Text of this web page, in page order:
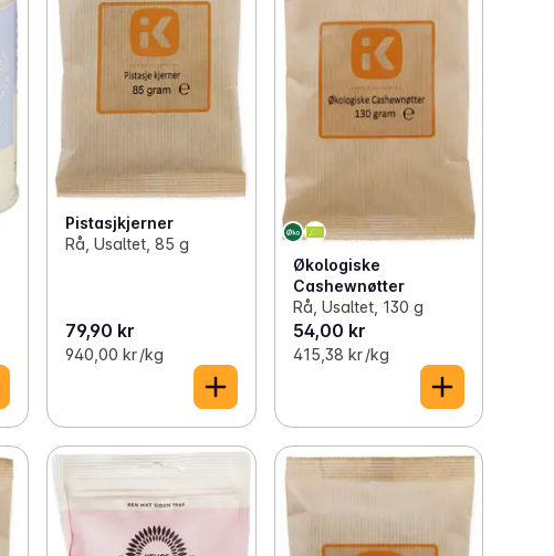
Pistasjkjerner
Rå, Usaltet, 85 g
79,90 kr
940,00 kr /kg
Økologiske
Cashewnøtter
Rå, Usaltet, 130 g
54,00 kr
415,38 kr /kg